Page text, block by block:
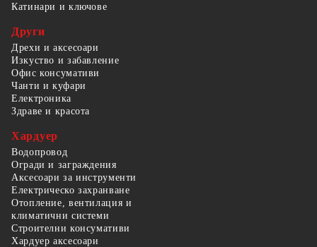
Катинари и ключове
Други
Дрехи и аксесоари
Изкуство и забавление
Офис консумативи
Чанти и куфари
Електроника
Здраве и красота
Хардуер
Водопровод
Огради и заграждения
Аксесоари за инструменти
Електрическо захранване
Отопление, вентилация и
климатични системи
Строителни консумативи
Хардуер аксесоари